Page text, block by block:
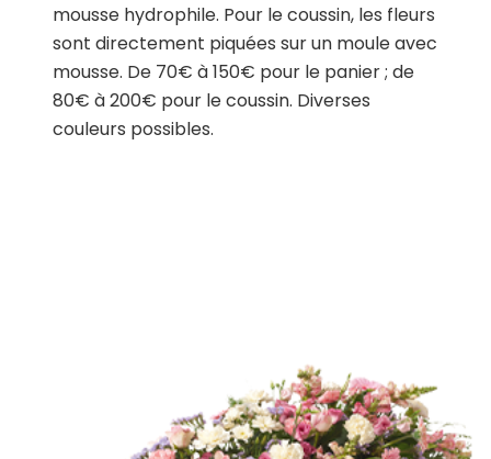
mousse hydrophile. Pour le coussin, les fleurs
sont directement piquées sur un moule avec
mousse. De 70€ à 150€ pour le panier ; de
80€ à 200€ pour le coussin. Diverses
couleurs possibles.